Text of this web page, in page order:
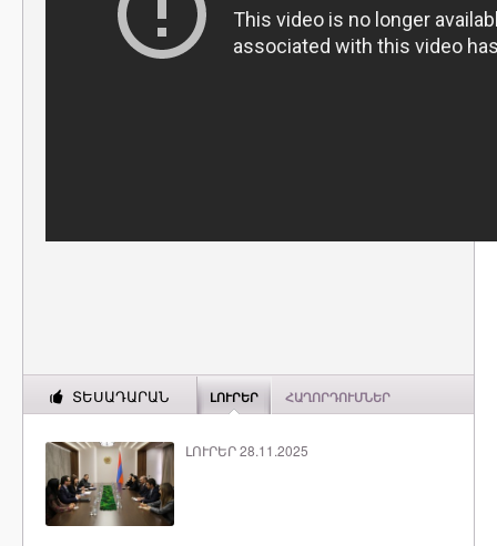
ՏԵՍԱԴԱՐԱՆ ԼՈՒՐԵՐ ՀԱՂՈՐԴՈՒՄՆԵՐ
ԼՈՒՐԵՐ 28.11.2025